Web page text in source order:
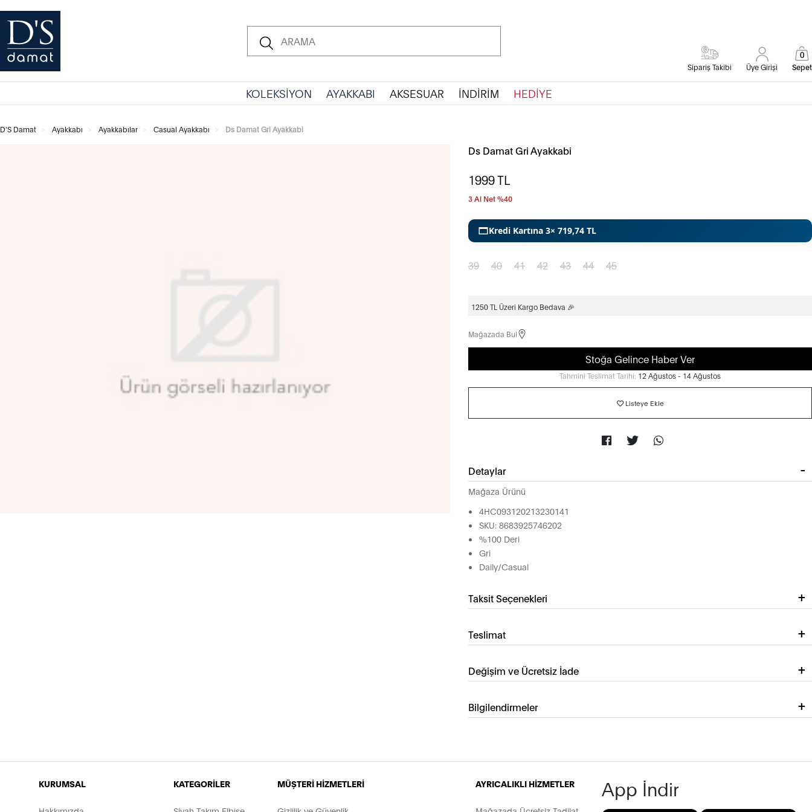
Sipariş Takibi Üye Girişi Sepet
0
KOLEKSİYON AYAKKABI AKSESUAR İNDİRİM HEDİYE
D'S Damat Ayakkabı Ayakkabılar Casual Ayakkabı Ds Damat Gri Ayakkabi
Ds Damat Gri Ayakkabi
1999TL
3 Al Net %40
Kredi Kartına 3× 719,74 TL
39 40 41 42 43 44 45
1250 TL Üzeri Kargo Bedava 🎉
Mağazada Bul
Stoğa Gelince Haber Ver
Tahmini Teslimat Tarihi: 12 Ağustos - 14 Ağustos
Listeye Ekle
Detaylar
Mağaza Ürünü
4HC093120213230141
SKU: 8683925746202
%100 Deri
Gri
Daily/Casual
Taksit Seçenekleri
Teslimat
Değişim ve Ücretsiz İade
Bilgilendirmeler
KURUMSAL KATEGORİLER MÜŞTERİ HİZMETLERİ AYRICALIKLI HİZMETLER App İndir